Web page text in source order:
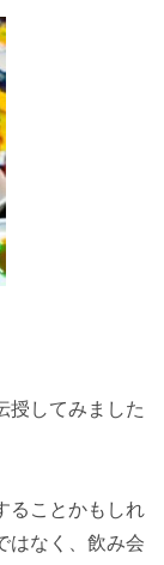
授してみました
ることかもしれ
なく、 飲み会